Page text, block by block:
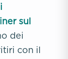
sul
dei
con il